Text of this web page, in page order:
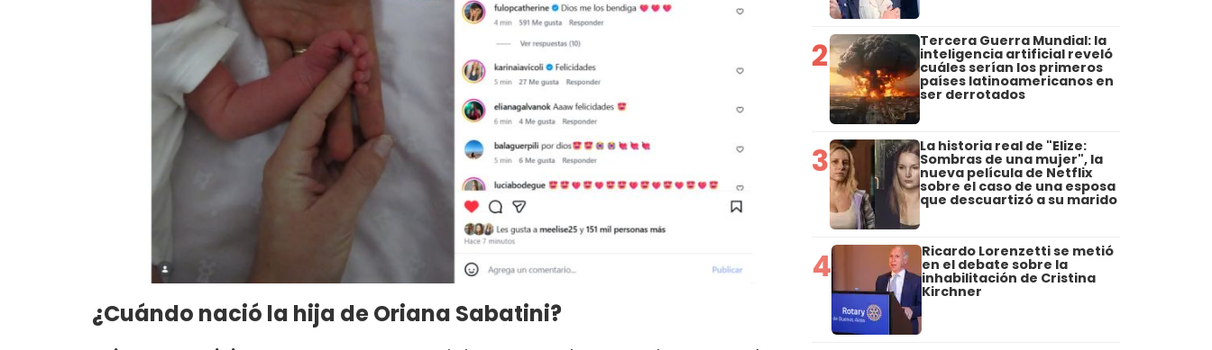
¿Cuándo nació la hija de Oriana Sabatini?
2 Tercera Guerra Mundial: la
inteligencia artificial reveló
cuáles serían los primeros
países latinoamericanos en
ser derrotados
3 La historia real de "Elize:
Sombras de una mujer", la
nueva película de Netflix
sobre el caso de una esposa
que descuartizó a su marido
4 Ricardo Lorenzetti se metió
en el debate sobre la
inhabilitación de Cristina
Kirchner